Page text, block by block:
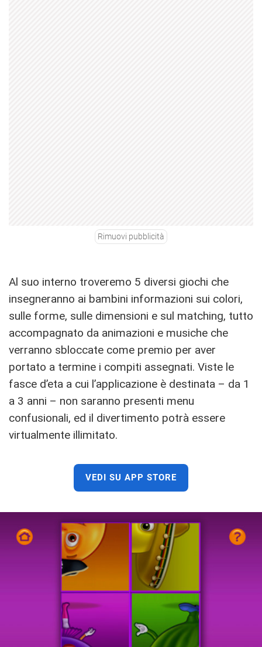
Rimuovi pubblicità
Al suo interno troveremo 5 diversi giochi che
insegneranno ai bambini informazioni sui colori,
sulle forme, sulle dimensioni e sul matching, tutto
accompagnato da animazioni e musiche che
verranno sbloccate come premio per aver
portato a termine i compiti assegnati. Viste le
fasce d’eta a cui l’applicazione è destinata – da 1
a 3 anni – non saranno presenti menu
confusionali, ed il divertimento potrà essere
virtualmente illimitato.
VEDI SU APP STORE